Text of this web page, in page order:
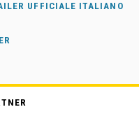
UFFICIALE ITALIANO